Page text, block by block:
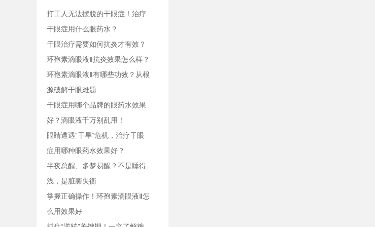
打工人无法摆脱的干眼症！治疗
干眼症用什么眼药水？
干眼治疗需要如何抗炎才有效？
环孢素滴眼液Ⅱ抗炎效果怎么样？
环孢素滴眼液Ⅱ有哪些功效？从根
源破解干眼难题
干眼症用哪个品牌的眼药水效果
好？滴眼液千万别乱用！
眼睛遭遇“干旱”危机，治疗干眼
症用哪种眼药水效果好？
半夜总醒、多梦易醒？不是睡得
浅，是脏腑失衡
掌握正确操作！环孢素滴眼液Ⅱ怎
么用效果好